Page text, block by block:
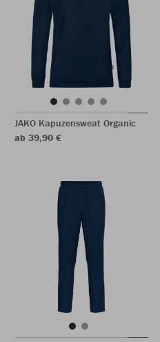
JAKO Kapuzensweat Organic
ab 39,90 €